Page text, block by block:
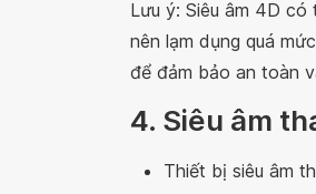
Lưu ý: Siêu âm 4D
nên lạm dụng quá
để đảm bảo an toàn
4. Siêu âm
Thiết bị siêu âm